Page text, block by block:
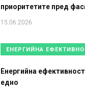
приоритетите пред
15.06.2026
ЕНЕРГИЙНА
Енергийна
едно